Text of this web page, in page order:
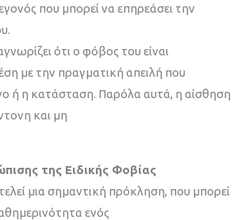
που μπορεί να επηρεάσει την
ότι ο φόβος του είναι
με την πραγματική απειλή που
ή η κατάσταση. Παρόλα αυτά, η αίσθηση
και μη
της Ειδικής Φοβίας
μια σημαντική πρόκληση, που μπορεί
ενός